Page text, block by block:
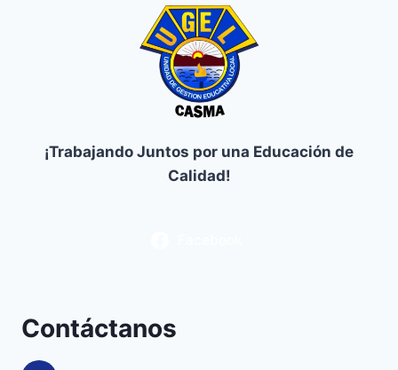
¡Trabajando Juntos por una Educación de
Calidad!
Contáctanos